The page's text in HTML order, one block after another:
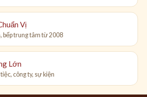
Vị
bếp trung tâm từ 2008
Lớn
công ty, sự kiện